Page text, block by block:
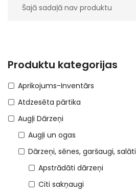
Šajā sadaļā nav produktu
Produktu kategorijas
Aprikojums-Inventārs
Atdzesēta pārtika
Augļi Dārzeņi
Augļi un ogas
Dārzeņi, sēnes, garšaugi, salāti
Apstrādāti dārzeņi
Citi sakņaugi